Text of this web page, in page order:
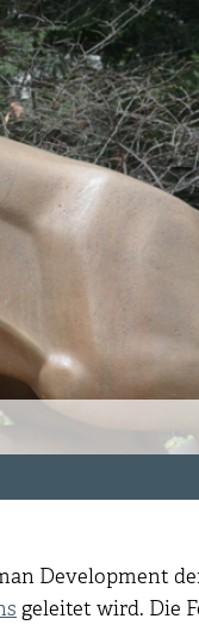
Development
geleitet wird. Die